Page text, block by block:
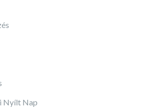
Nyílt Nap